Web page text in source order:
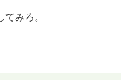
みろ。